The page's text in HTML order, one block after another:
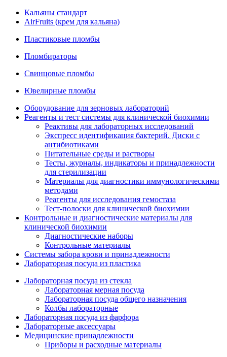
Кальяны стандарт
AirFruits (крем для кальяна)
Пластиковые пломбы
Пломбираторы
Свинцовые пломбы
Ювелирные пломбы
Оборудование для зерновых лабораторий
Реагенты и тест системы для клинической биохимии
Реактивы для лабораторных исследований
Экспресс идентификация бактерий. Диски с
антибиотиками
Питательные среды и растворы
Тесты, журналы, индикаторы и принадлежности
для стерилизации
Материалы для диагностики иммунологическими
методами
Реагенты для исследования гемостаза
Тест-полоски для клинической биохимии
Контрольные и диагностические материалы для
клинической биохимии
Диагностические наборы
Контрольные материалы
Системы забора крови и принадлежности
Лабораторная посуда из пластика
Лабораторная посуда из стекла
Лабораторная мерная посуда
Лабораторная посуда общего назначения
Колбы лабораторные
Лабораторная посуда из фарфора
Лабораторные аксессуары
Медицинские принадлежности
Приборы и расходные материалы